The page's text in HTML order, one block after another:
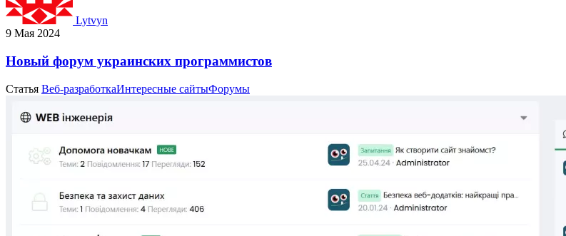
Lytvyn
9 Мая 2024
Новый форум украинских программистов
Статья Веб-разработкаИнтересные сайтыФорумы